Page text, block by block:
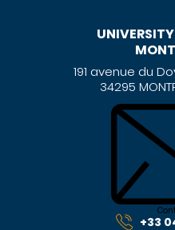
191 avenue du
34295
+33